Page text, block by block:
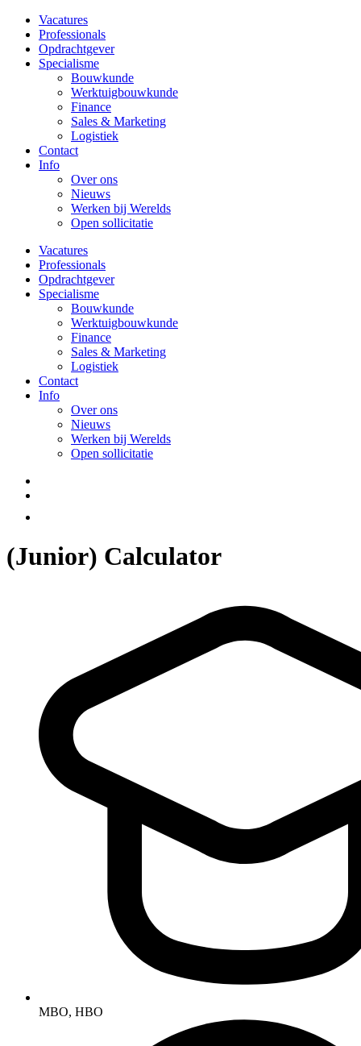
Vacatures
Professionals
Opdrachtgever
Specialisme
Bouwkunde
Werktuigbouwkunde
Finance
Sales & Marketing
Logistiek
Contact
Info
Over ons
Nieuws
Werken bij Werelds
Open sollicitatie
Vacatures
Professionals
Opdrachtgever
Specialisme
Bouwkunde
Werktuigbouwkunde
Finance
Sales & Marketing
Logistiek
Contact
Info
Over ons
Nieuws
Werken bij Werelds
Open sollicitatie
(Junior) Calculator
MBO, HBO